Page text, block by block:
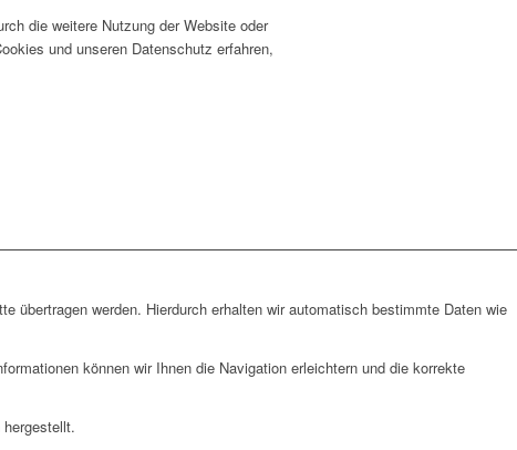
die weitere Nutzung der Website oder
und unseren Datenschutz erfahren,
übertragen werden. Hierdurch erhalten wir automatisch bestimmte Daten wie
können wir Ihnen die Navigation erleichtern und die korrekte